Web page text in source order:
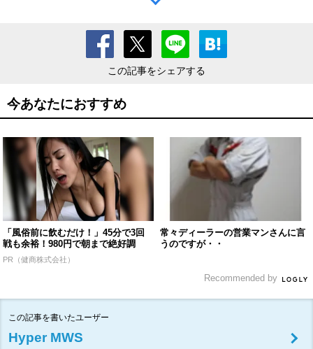
この記事をシェアする
今あなたにおすすめ
「風俗前に飲むだけ！」45分で3回
戦も余裕！980円で朝まで絶好調
PR（健商株式会社）
常々ディーラーの営業マンさんに言
うのですが・・
Recommended by
この記事を書いたユーザー
Hyper MWS